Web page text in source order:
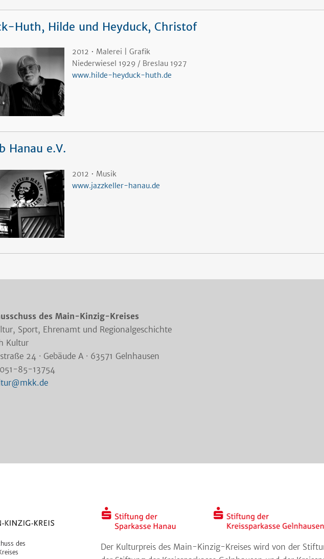
Huth, Hilde und Heyduck, Christof
2012 • Malerei | Grafik
Niederwiesel 1929 / Breslau 1927
www.hilde-heyduck-huth.de
Hanau e.V.
2012 • Musik
www.jazzkeller-hanau.de
des Main-Kinzig-Kreises
Sport, Ehrenamt und Regionalgeschichte
Kultur
24 · Gebäude A · 63571 Gelnhausen
85-13754
des
Der Kulturpreis des Main-Kinzig-Kreises wird von der